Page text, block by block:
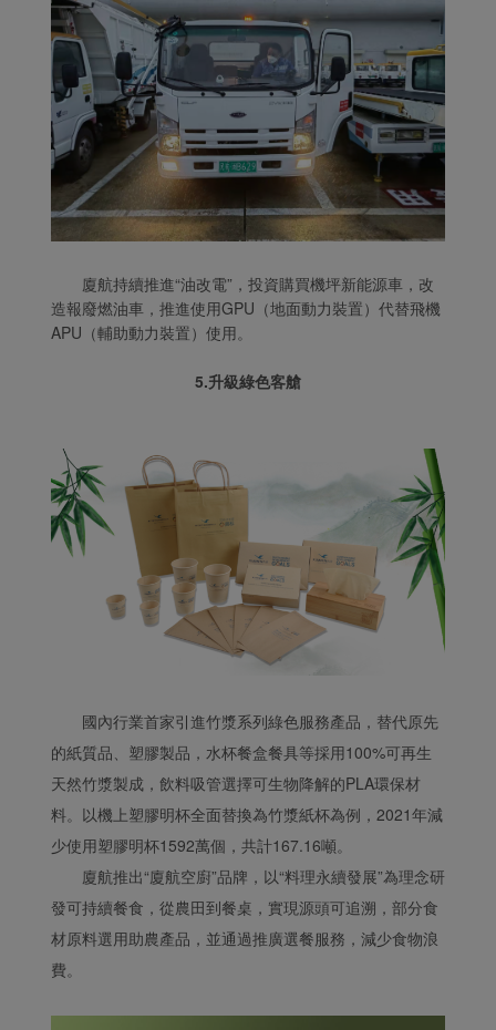
廈航持續推進“油改電”，投資購買機坪新能源車，改
造報廢燃油車，推進使用GPU（地面動力裝置）代替飛機
APU（輔助動力裝置）使用。
5.升級綠色客艙
國內行業首家引進竹漿系列綠色服務產品，替代原先
的紙質品、塑膠製品，水杯餐盒餐具等採用100%可再生
天然竹漿製成，飲料吸管選擇可生物降解的PLA環保材
料。以機上塑膠明杯全面替換為竹漿紙杯為例，2021年減
少使用塑膠明杯1592萬個，共計167.16噸。
廈航推出“廈航空廚”品牌，以“料理永續發展”為理念研
發可持續餐食，從農田到餐桌，實現源頭可追溯，部分食
材原料選用助農產品，並通過推廣選餐服務，減少食物浪
費。